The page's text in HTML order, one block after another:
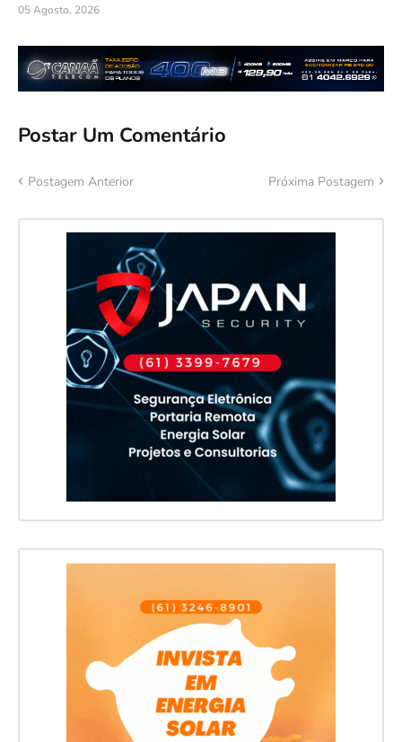
05 Agosto, 2026
Postar Um Comentário
Postagem Anterior Próxima Postagem